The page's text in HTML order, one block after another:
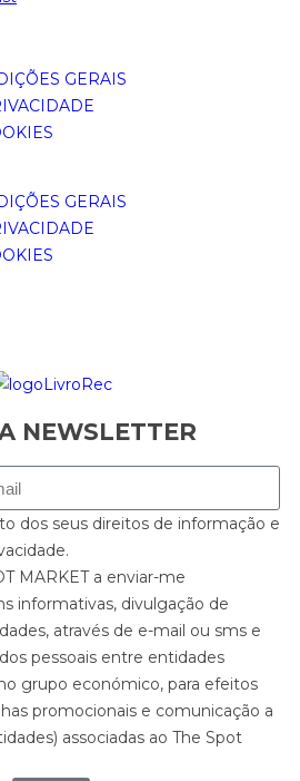
GERAIS
GERAIS
NEWSLETTER
dos seus direitos de informação e
MARKET a enviar-me
informativas, divulgação de
através de e-mail ou sms e
pessoais entre entidades
grupo económico, para efeitos
promocionais e comunicação a
associadas ao The Spot